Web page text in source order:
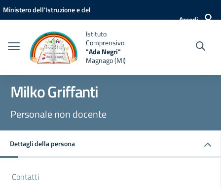
Vai ai contenuti
Vai al menu di navigazione
Vai al footer
Ministero dell'Istruzione e del
Accedi
Istituto
Comprensivo
"Ada Negri"
Magnago (MI)
Milko Griffanti
Personale non docente
Dettagli della persona
Contatti